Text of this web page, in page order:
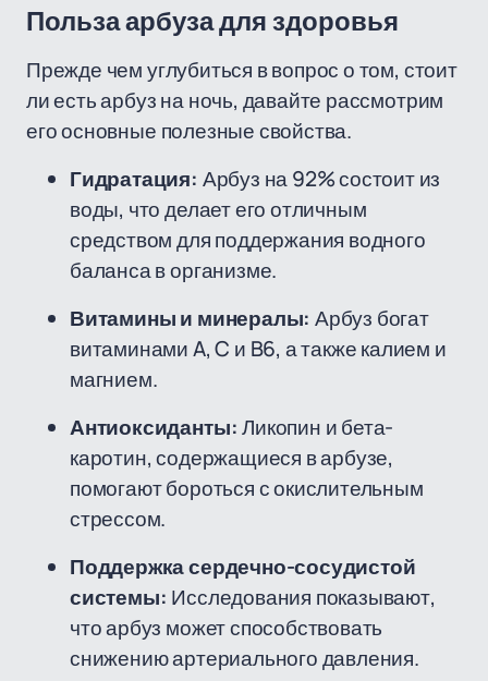
Польза арбуза для здоровья
Прежде чем углубиться в вопрос о том, стоит
ли есть арбуз на ночь, давайте рассмотрим
его основные полезные свойства.
Гидратация: Арбуз на 92% состоит из
воды, что делает его отличным
средством для поддержания водного
баланса в организме.
Витамины и минералы: Арбуз богат
витаминами A, C и B6, а также калием и
магнием.
Антиоксиданты:Ликопин и бета-
каротин, содержащиеся в арбузе,
помогают бороться с окислительным
стрессом.
Поддержка сердечно-сосудистой
системы: Исследования показывают,
что арбуз может способствовать
снижению артериального давления.